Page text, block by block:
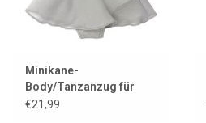
Minikane-
Body/Tanzanzug für
Gordi-Puppen / Schoko
€21,99